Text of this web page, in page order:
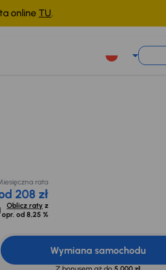
online TU.
rata
208 zł
Oblicz raty z
opr. od 8,25 %
Wymiana samochodu